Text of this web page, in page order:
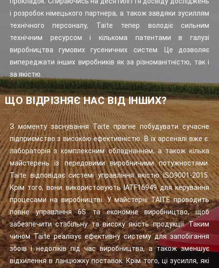
і розробок німецького партнера, а також завдяки зусиллям
технічного персоналу, Taite тепер володіє сильним
технічним ресурсом і кількома патентами в галузі
виробництва гумових гусеничних систем. Це дозволяє
випереджати інших виробників як за різноманітністю, так і
за якістю.
ЩО ВІДРІЗНЯЄ НАС ВІД ІНШИХ?
З моменту заснування Taite прагне побудувати сучасне
підприємство з високою ефективністю. В їх арсеналі вже є:
лабораторія з комплексним обладнанням, а також кілька
майстерень із передовими виробничими потужностями.
Taite відповідає системі управління якістю ISO9001-2015.
Крім того, вони використовують IATF16949 для керування
процесами на виробництві. У майстерні TAITE проводить
повне управління 6S та економне виробництво, щоб
забезпечити стабільну та високу якість продукції. Таким
чином Taite реалізує ефективну систему для запобігання
збоїв і недоліків під час виробництва, а також зменшує
відхилення в ланцюжку поставок. Крім того, ці зусилля, які